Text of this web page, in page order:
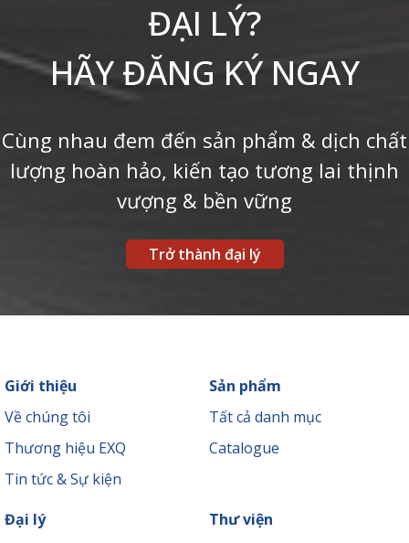
ĐẠI LÝ?
HÃY ĐĂNG KÝ NGAY
Cùng nhau đem đến sản phẩm & dịch chất
lượng hoàn hảo, kiến tạo tương lai thịnh
vượng & bền vững
Trở thành đại lý
Giới thiệu
Về chúng tôi
Thương hiệu EXQ
Tin tức & Sự kiện
Sản phẩm
Tất cả danh mục
Catalogue
Đại lý
Thư viện